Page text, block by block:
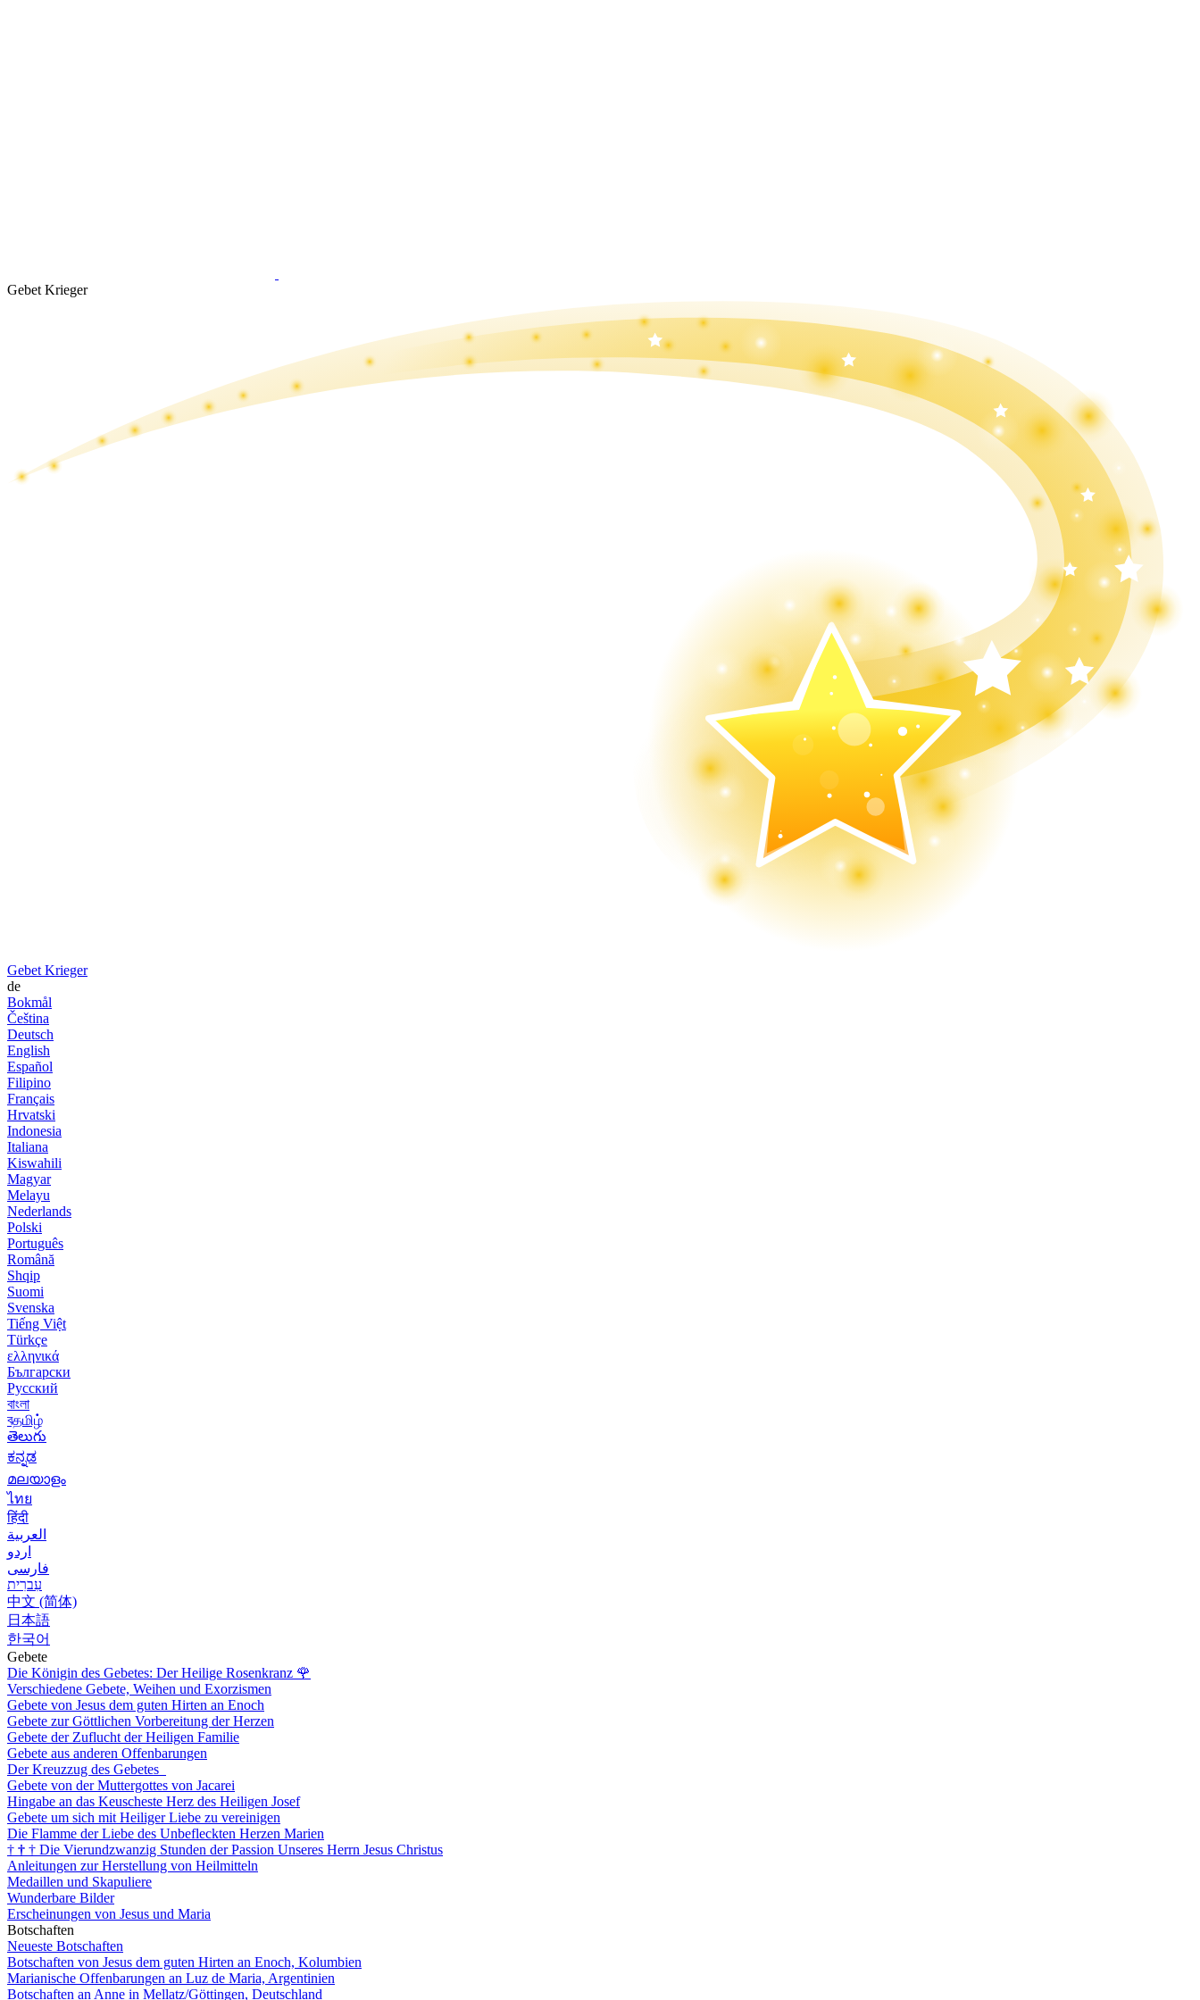
Gebet Krieger
Gebet Krieger
de
Bokmål
Čeština
Deutsch
English
Español
Filipino
Français
Hrvatski
Indonesia
Italiana
Kiswahili
Magyar
Melayu
Nederlands
Polski
Português
Română
Shqip
Suomi
Svenska
Tiếng Việt
Türkçe
ελληνικά
Български
Русский
বাংলা
বதமிழ்
తెలుగు
ಕನ್ನಡ
മലയാളം
ไทย
हिंदी
العربية
اردو
فارسی
עִברִית
中文 (简体)
日本語
한국어
Gebete
Die Königin des Gebetes: Der Heilige Rosenkranz 🌹
Verschiedene Gebete, Weihen und Exorzismen
Gebete von Jesus dem guten Hirten an Enoch
Gebete zur Göttlichen Vorbereitung der Herzen
Gebete der Zuflucht der Heiligen Familie
Gebete aus anderen Offenbarungen
Der Kreuzzug des Gebetes
Gebete von der Muttergottes von Jacarei
Hingabe an das Keuscheste Herz des Heiligen Josef
Gebete um sich mit Heiliger Liebe zu vereinigen
Die Flamme der Liebe des Unbefleckten Herzen Marien
† † † Die Vierundzwanzig Stunden der Passion Unseres Herrn Jesus Christus
Anleitungen zur Herstellung von Heilmitteln
Medaillen und Skapuliere
Wunderbare Bilder
Erscheinungen von Jesus und Maria
Botschaften
Neueste Botschaften
Botschaften von Jesus dem guten Hirten an Enoch, Kolumbien
Marianische Offenbarungen an Luz de Maria, Argentinien
Botschaften an Anne in Mellatz/Göttingen, Deutschland